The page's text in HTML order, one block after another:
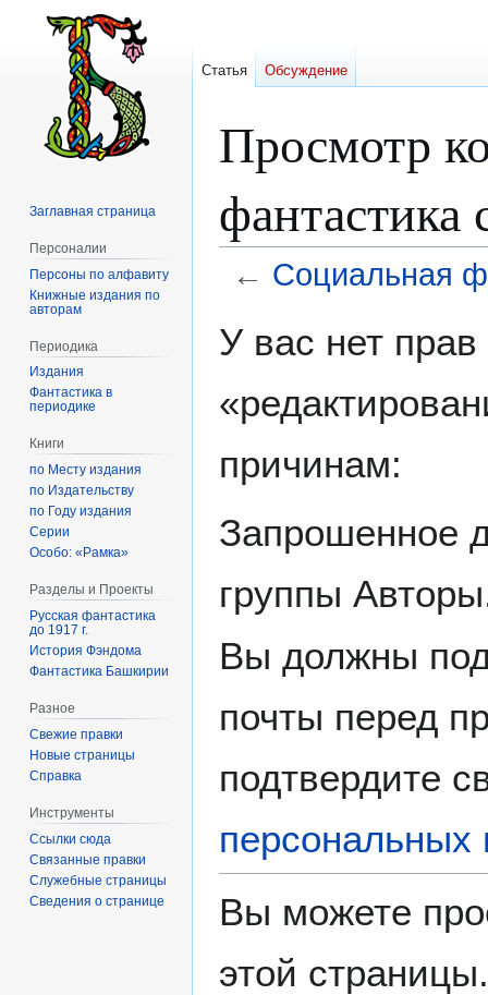
Просмотр
← Социальная
У вас нет
причинам:
Запрошенное
группы
Вы должны
почты перед
подтвердите
персональных
Вы можете
этой страницы.
Статья Обсуждение
Заглавная страница
Персоналии
Персоны по алфавиту
Книжные издания по
авторам
Периодика
Издания
Фантастика в
периодике
Книги
по Месту издания
по Издательству
по Году издания
Серии
Особо: «Рамка»
Разделы и Проекты
Русская фантастика
до 1917 г.
История Фэндома
Фантастика Башкирии
Разное
Свежие правки
Новые страницы
Справка
Инструменты
Ссылки сюда
Связанные правки
Служебные страницы
Сведения о странице